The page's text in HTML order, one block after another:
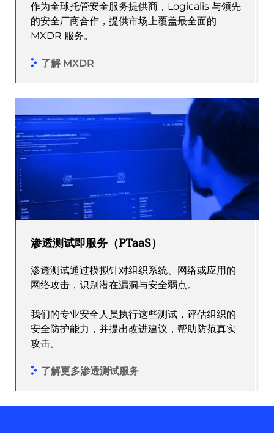
作为全球托管安全服务提供商，Logicalis 与领先
的安全厂商合作，提供市场上覆盖最全面的
MXDR 服务。
了解 MXDR
渗透测试即服务（PTaaS）
渗透测试通过模拟针对组织系统、网络或应用的
网络攻击，识别潜在漏洞与安全弱点。
我们的专业安全人员执行这些测试，评估组织的
安全防护能力，并提出改进建议，帮助防范真实
攻击。
了解更多渗透测试服务